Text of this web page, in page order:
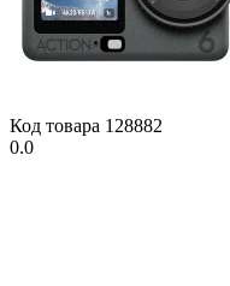
Код товара 128882
0.0